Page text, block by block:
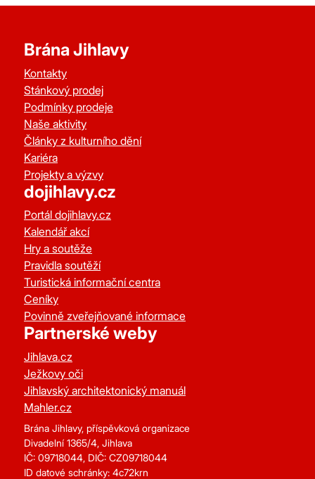
Brána Jihlavy
Kontakty
Stánkový prodej
Podmínky prodeje
Naše aktivity
Články z kulturního dění
Kariéra
Projekty a výzvy
dojihlavy.cz
Portál dojihlavy.cz
Kalendář akcí
Hry a soutěže
Pravidla soutěží
Turistická informační centra
Ceníky
Povinně zveřejňované informace
Partnerské weby
Jihlava.cz
Ježkovy oči
Jihlavský architektonický manuál
Mahler.cz
Brána Jihlavy, příspěvková organizace
Divadelní 1365/4, Jihlava
IČ: 09718044, DIČ: CZ09718044
ID datové schránky: 4c72krn